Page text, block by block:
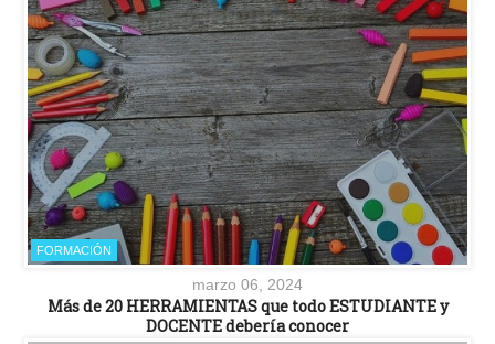
FORMACIÓN
marzo 06, 2024
Más de 20 HERRAMIENTAS que todo ESTUDIANTE y
DOCENTE debería conocer